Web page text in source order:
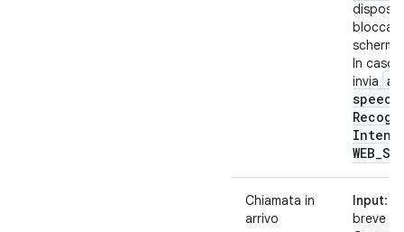
In caso
invia
speech
Intent
WEB_
Chiamata in
arrivo
Input:
breve